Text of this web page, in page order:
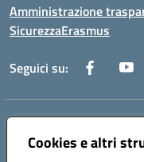
Cookies e altri
Amministrazione
SicurezzaErasmus
Seguici su:
Indirizzo:
Centralino:0885.426034